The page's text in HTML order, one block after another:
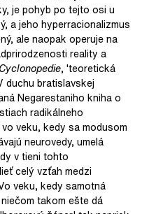
je pohyb po tejto osi u
a jeho hyperracionalizmus
ale naopak operuje na
reality a
Cyclonopedie, 'teoretická
duchu bratislavskej
Negarestaniho kniha o
radikálneho
veku, kedy sa modusom
neurovedy, umelá
v tieni tohto
celý vzťah medzi
veku, kedy samotná
takom ešte dá